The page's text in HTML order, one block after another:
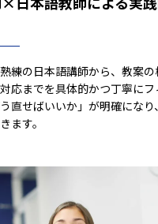
練の日本語講師から、教案
応までを具体的かつ丁寧にフ
直せばいいか」が明確になり、
きます。